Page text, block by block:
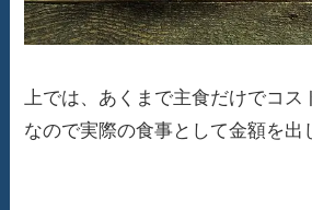
上では、あくまで主食だけでコス
なので実際の食事として金額を出